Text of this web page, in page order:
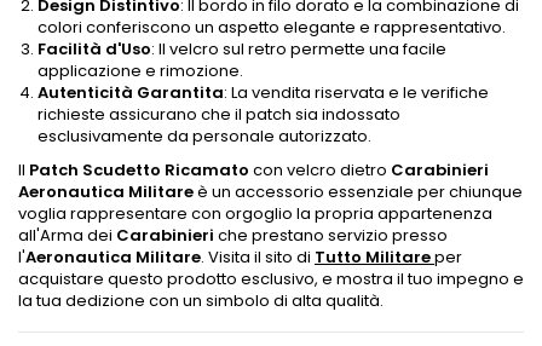
Design Distintivo: Il bordo in filo dorato e la combinazione di
colori conferiscono un aspetto elegante e rappresentativo.
Facilità d'Uso: Il velcro sul retro permette una facile
applicazione e rimozione.
Autenticità Garantita: La vendita riservata e le verifiche
richieste assicurano che il patch sia indossato
esclusivamente da personale autorizzato.
Il Patch Scudetto Ricamato con velcro dietro Carabinieri
Aeronautica Militareè un accessorio essenziale per chiunque
voglia rappresentare con orgoglio la propria appartenenza
all'Arma dei Carabinieri che prestano servizio presso
l'Aeronautica Militare. Visita il sito di Tutto Militareper
acquistare questo prodotto esclusivo, e mostra il tuo impegno e
la tua dedizione con un simbolo di alta qualità.